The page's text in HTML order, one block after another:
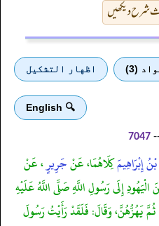
شرح دیکھیں
(3) اظهار التشكيل
🔍 English
7047
إِبْرَاهِيمَكِلَاهُمَا، عَنْجَرِيرٍ، عَنْ
إِلَى رَسُولِ اللَّهِ صَلَّى اللَّهُ عَلَيْهِ
يَهُزُّهُنَّ، وَقَالَ: فَلَقَدْ رَأَيْتُ رَسُولَ